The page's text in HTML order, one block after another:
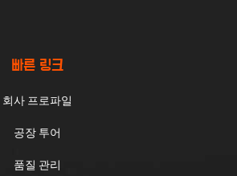
빠른 링크
회사 프로파일
공장 투어
품질 관리